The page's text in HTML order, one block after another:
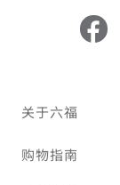
关于六福
购物指南